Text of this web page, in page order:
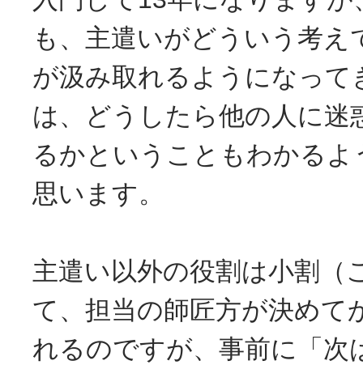
も、主遣いがどういう考
が汲み取れるようになって
は、どうしたら他の人に迷
るかということもわかる
思います。
主遣い以外の役割は小割（
て、担当の師匠方が決めて
れるのですが、事前に「次